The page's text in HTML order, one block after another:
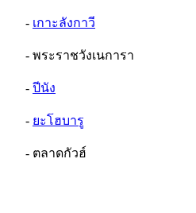
- เกาะลังกาวี
- พระราชวังเนการา
- ปีนัง
- ยะโฮบารู
- ตลาดกัวฮ์